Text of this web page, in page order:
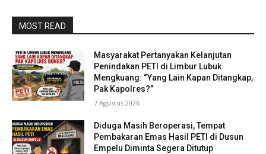
MOST READ
Masyarakat Pertanyakan Kelanjutan
Penindakan PETI di Limbur Lubuk
Mengkuang: “Yang Lain Kapan Ditangkap,
Pak Kapolres?”
7 Agustus 2026
Diduga Masih Beroperasi, Tempat
Pembakaran Emas Hasil PETI di Dusun
Empelu Diminta Segera Ditutup